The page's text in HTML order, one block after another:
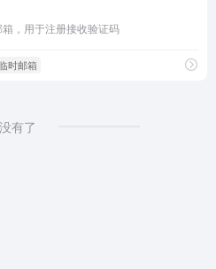
，用于注册接收验证码
时邮箱
没有了